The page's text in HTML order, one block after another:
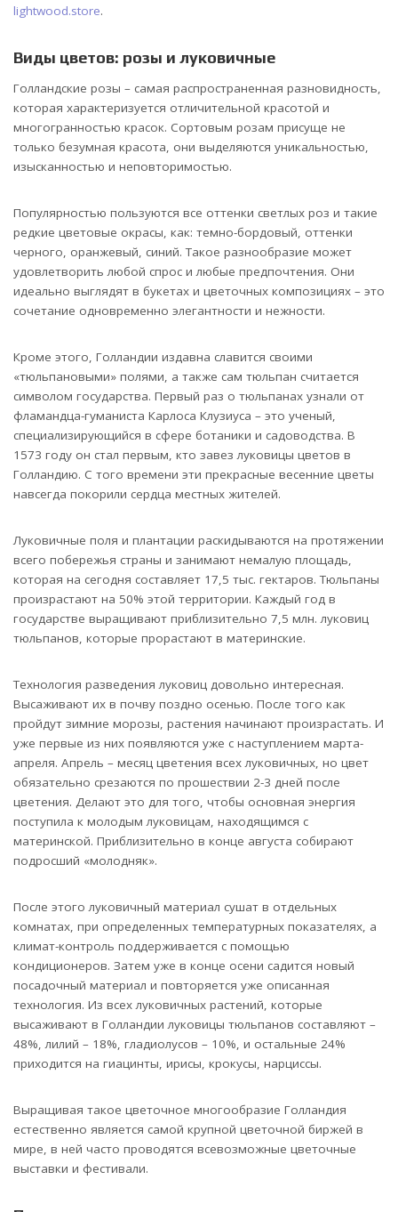
lightwood.store.
Виды цветов: розы и луковичные
Голландские розы – самая распространенная разновидность,
которая характеризуется отличительной красотой и
многогранностью красок. Сортовым розам присуще не
только безумная красота, они выделяются уникальностью,
изысканностью и неповторимостью.
Популярностью пользуются все оттенки светлых роз и такие
редкие цветовые окрасы, как: темно-бордовый, оттенки
черного, оранжевый, синий. Такое разнообразие может
удовлетворить любой спрос и любые предпочтения. Они
идеально выглядят в букетах и цветочных композициях – это
сочетание одновременно элегантности и нежности.
Кроме этого, Голландии издавна славится своими
«тюльпановыми» полями, а также сам тюльпан считается
символом государства. Первый раз о тюльпанах узнали от
фламандца-гуманиста Карлоса Клузиуса – это ученый,
специализирующийся в сфере ботаники и садоводства. В
1573 году он стал первым, кто завез луковицы цветов в
Голландию. С того времени эти прекрасные весенние цветы
навсегда покорили сердца местных жителей.
Луковичные поля и плантации раскидываются на протяжении
всего побережья страны и занимают немалую площадь,
которая на сегодня составляет 17,5 тыс. гектаров. Тюльпаны
произрастают на 50% этой территории. Каждый год в
государстве выращивают приблизительно 7,5 млн. луковиц
тюльпанов, которые прорастают в материнские.
Технология разведения луковиц довольно интересная.
Высаживают их в почву поздно осенью. После того как
пройдут зимние морозы, растения начинают произрастать. И
уже первые из них появляются уже с наступлением марта-
апреля. Апрель – месяц цветения всех луковичных, но цвет
обязательно срезаются по прошествии 2-3 дней после
цветения. Делают это для того, чтобы основная энергия
поступила к молодым луковицам, находящимся с
материнской. Приблизительно в конце августа собирают
подросший «молодняк».
После этого луковичный материал сушат в отдельных
комнатах, при определенных температурных показателях, а
климат-контроль поддерживается с помощью
кондиционеров. Затем уже в конце осени садится новый
посадочный материал и повторяется уже описанная
технология. Из всех луковичных растений, которые
высаживают в Голландии луковицы тюльпанов составляют –
48%, лилий – 18%, гладиолусов – 10%, и остальные 24%
приходится на гиацинты, ирисы, крокусы, нарциссы.
Выращивая такое цветочное многообразие Голландия
естественно является самой крупной цветочной биржей в
мире, в ней часто проводятся всевозможные цветочные
выставки и фестивали.